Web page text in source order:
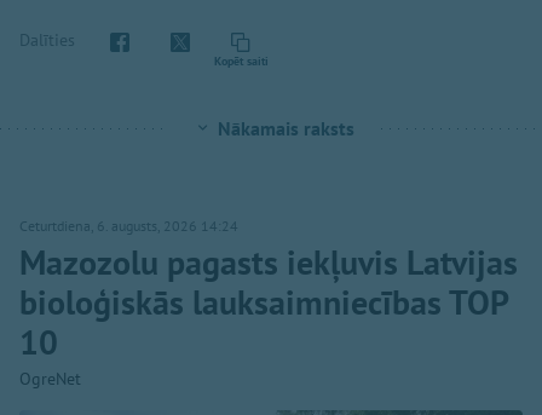
Dalīties
Kopēt saiti
Nākamais raksts
Ceturtdiena, 6. augusts, 2026 14:24
Mazozolu pagasts iekļuvis Latvijas
bioloģiskās lauksaimniecības TOP
10
OgreNet